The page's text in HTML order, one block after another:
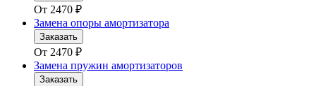
От 2470 ₽
Замена опоры амортизатора
Заказать
От 2470 ₽
Замена пружин амортизаторов
Заказать